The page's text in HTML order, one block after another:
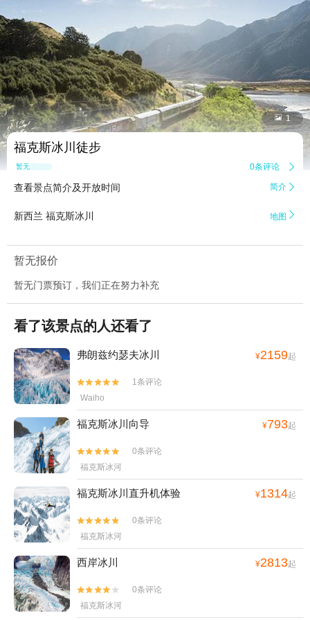
 1
福克斯冰川徒步
暂无点评 0条评论 
查看景点简介及开放时间 简介 
新西兰 福克斯冰川 地图 
暂无报价
暂无门票预订，我们正在努力补充
看了该景点的人还看了
弗朗兹约瑟夫冰川 ¥2159起


1条评论
Waiho
福克斯冰川向导 ¥793起


0条评论
福克斯冰河
福克斯冰川直升机体验 ¥1314起


0条评论
福克斯冰河
西岸冰川 ¥2813起


0条评论
福克斯冰河
